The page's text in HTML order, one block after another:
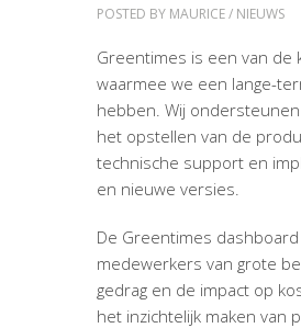
POSTED BY MAURICE/ NIEUWS
Greentimes is een van de
waarmee we een lange-
hebben. Wij
het opstellen van de
technische support en
en nieuwe versies.
De Greentimes
medewerkers van grote
gedrag en de impact op
het inzichtelijk maken van